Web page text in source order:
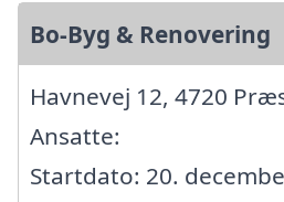
Bo-Byg & Renovering
Havnevej 12, 4720
Ansatte:
Startdato: 20.